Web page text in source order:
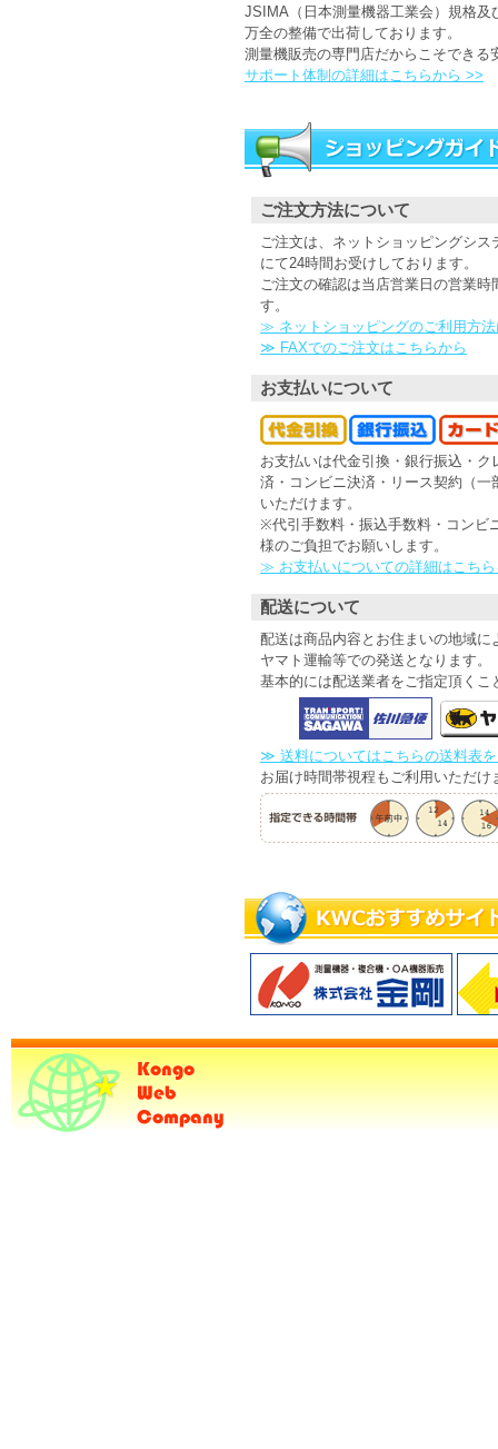
JSIMA（日本測量機器工業会）規格及
万全の整備で出荷しております。
測量機販売の専門店だからこそできる
サポート体制の詳細はこちらから >>
ご注文方法について
ご注文は、ネットショッピングシス
にて24時間お受けしております。
ご注文の確認は当店営業日の営業時
す。
≫ ネットショッピングのご利用方
≫ FAXでのご注文はこちらから
お支払いについて
お支払いは代金引換・銀行振込・ク
済・コンビニ決済・リース契約（一
いただけます。
※代引手数料・振込手数料・コンビ
様のご負担でお願いします。
≫ お支払いについての詳細はこち
配送について
配送は商品内容とお住まいの地域に
ヤマト運輸等での発送となります。
基本的には配送業者をご指定頂くこ
≫ 送料についてはこちらの送料表
お届け時間帯視程もご利用いただけ